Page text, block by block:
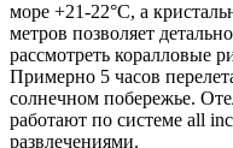
море +21-22°C, а
метров позволяет детально
рассмотреть коралловые
Примерно 5 часов
солнечном побережье.
работают по системе all
развлечениями.